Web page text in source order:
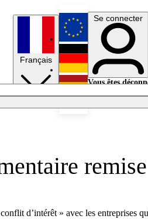
Français
English
Deutsch
Se connecter
Vous êtes
d’intérêt » avec les entreprises